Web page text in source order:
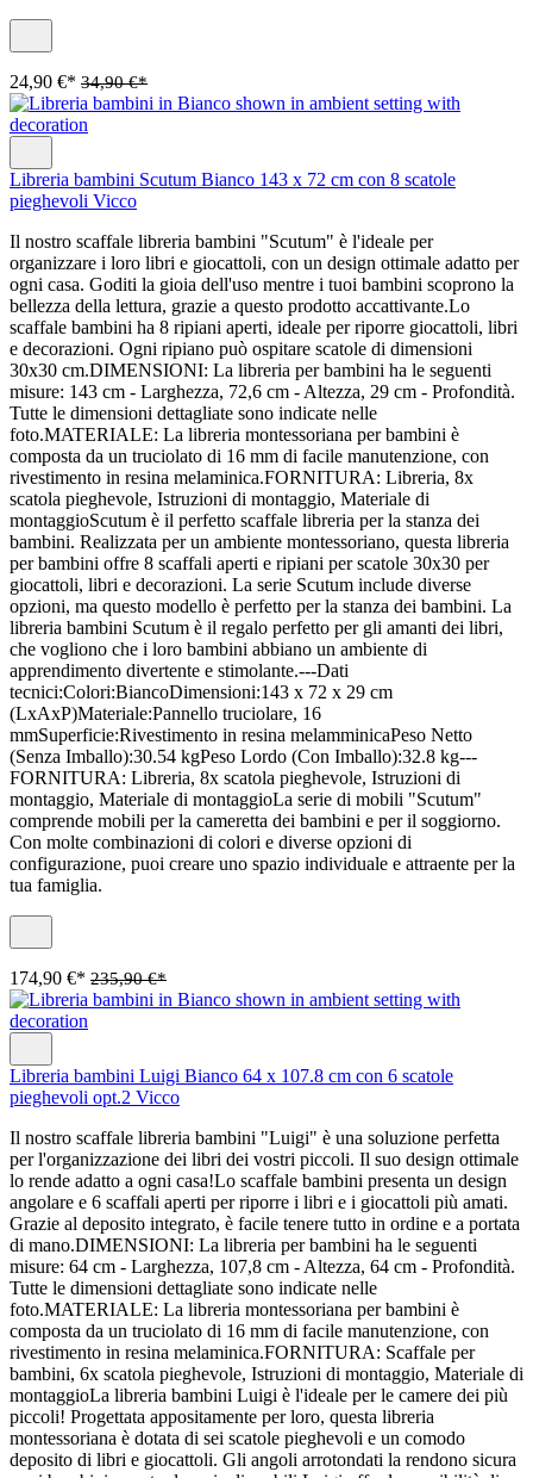
24,90 €* 34,90 €*
Libreria bambini Scutum Bianco 143 x 72 cm con 8 scatole
pieghevoli Vicco
Il nostro scaffale libreria bambini "Scutum" è l'ideale per
organizzare i loro libri e giocattoli, con un design ottimale adatto per
ogni casa. Goditi la gioia dell'uso mentre i tuoi bambini scoprono la
bellezza della lettura, grazie a questo prodotto accattivante.Lo
scaffale bambini ha 8 ripiani aperti, ideale per riporre giocattoli, libri
e decorazioni. Ogni ripiano può ospitare scatole di dimensioni
30x30 cm.DIMENSIONI: La libreria per bambini ha le seguenti
misure: 143 cm - Larghezza, 72,6 cm - Altezza, 29 cm - Profondità.
Tutte le dimensioni dettagliate sono indicate nelle
foto.MATERIALE: La libreria montessoriana per bambini è
composta da un truciolato di 16 mm di facile manutenzione, con
rivestimento in resina melaminica.FORNITURA: Libreria, 8x
scatola pieghevole, Istruzioni di montaggio, Materiale di
montaggioScutum è il perfetto scaffale libreria per la stanza dei
bambini. Realizzata per un ambiente montessoriano, questa libreria
per bambini offre 8 scaffali aperti e ripiani per scatole 30x30 per
giocattoli, libri e decorazioni. La serie Scutum include diverse
opzioni, ma questo modello è perfetto per la stanza dei bambini. La
libreria bambini Scutum è il regalo perfetto per gli amanti dei libri,
che vogliono che i loro bambini abbiano un ambiente di
apprendimento divertente e stimolante.---Dati
tecnici:Colori:BiancoDimensioni:143 x 72 x 29 cm
(LxAxP)Materiale:Pannello truciolare, 16
mmSuperficie:Rivestimento in resina melamminicaPeso Netto
(Senza Imballo):30.54 kgPeso Lordo (Con Imballo):32.8 kg---
FORNITURA: Libreria, 8x scatola pieghevole, Istruzioni di
montaggio, Materiale di montaggioLa serie di mobili "Scutum"
comprende mobili per la cameretta dei bambini e per il soggiorno.
Con molte combinazioni di colori e diverse opzioni di
configurazione, puoi creare uno spazio individuale e attraente per la
tua famiglia.
174,90 €* 235,90 €*
Libreria bambini Luigi Bianco 64 x 107.8 cm con 6 scatole
pieghevoli opt.2 Vicco
Il nostro scaffale libreria bambini "Luigi" è una soluzione perfetta
per l'organizzazione dei libri dei vostri piccoli. Il suo design ottimale
lo rende adatto a ogni casa!Lo scaffale bambini presenta un design
angolare e 6 scaffali aperti per riporre i libri e i giocattoli più amati.
Grazie al deposito integrato, è facile tenere tutto in ordine e a portata
di mano.DIMENSIONI: La libreria per bambini ha le seguenti
misure: 64 cm - Larghezza, 107,8 cm - Altezza, 64 cm - Profondità.
Tutte le dimensioni dettagliate sono indicate nelle
foto.MATERIALE: La libreria montessoriana per bambini è
composta da un truciolato di 16 mm di facile manutenzione, con
rivestimento in resina melaminica.FORNITURA: Scaffale per
bambini, 6x scatola pieghevole, Istruzioni di montaggio, Materiale di
montaggioLa libreria bambini Luigi è l'ideale per le camere dei più
piccoli! Progettata appositamente per loro, questa libreria
montessoriana è dotata di sei scatole pieghevoli e un comodo
deposito di libri e giocattoli. Gli angoli arrotondati la rendono sicura